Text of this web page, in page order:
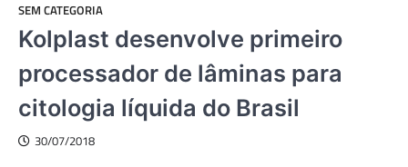
SEM CATEGORIA
Kolplast desenvolve primeiro
processador de lâminas para
citologia líquida do Brasil
30/07/2018